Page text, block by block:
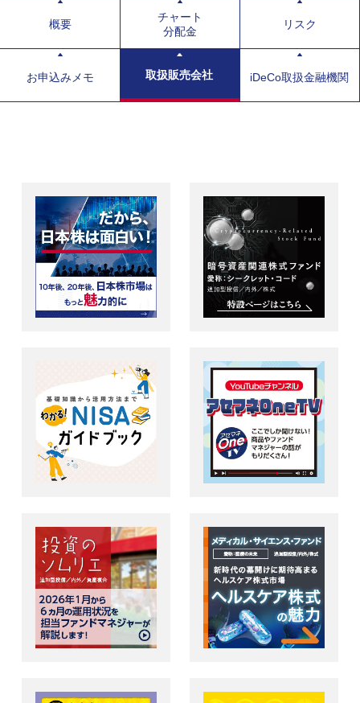
概要
チャート
分配金
リスク
お申込みメモ 取扱販売会社 iDeCo取扱金融機関